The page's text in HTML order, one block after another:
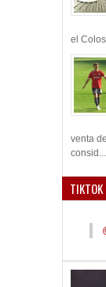
el
venta
consid...
TIKTOK